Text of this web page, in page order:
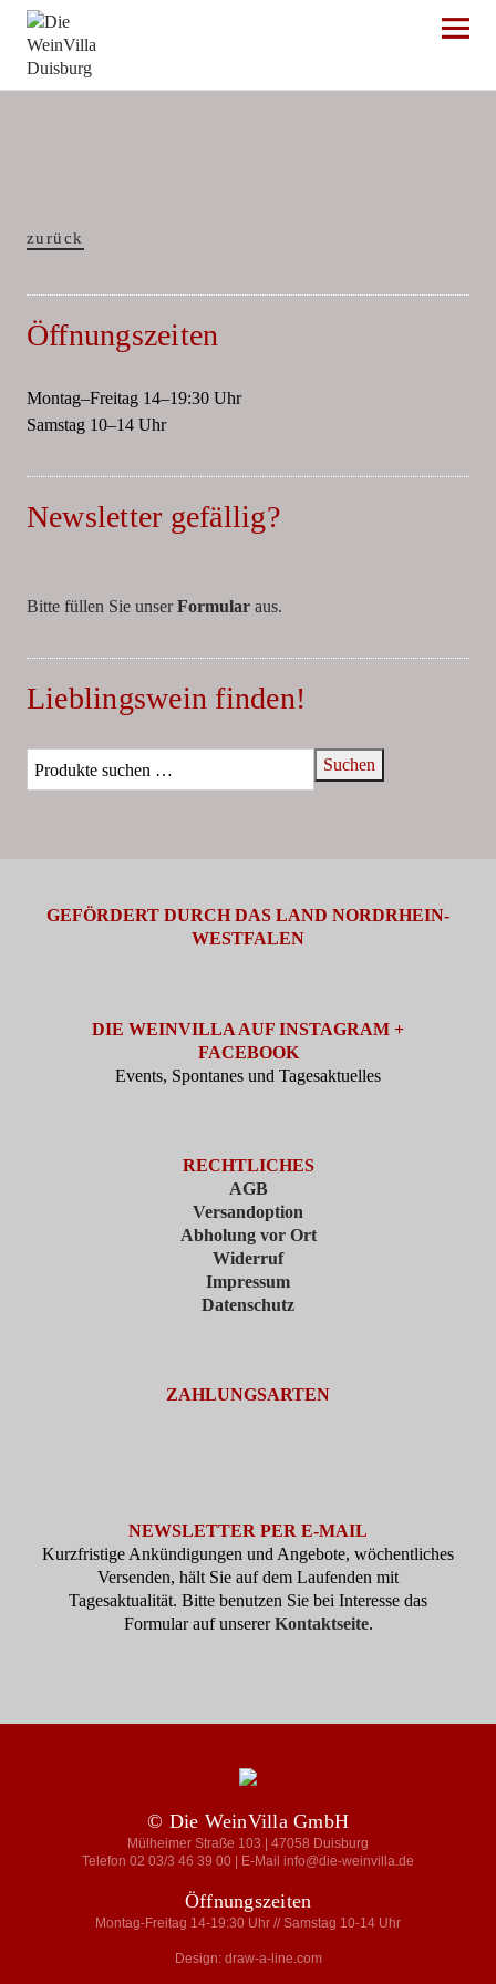
Die WeinVilla Duisburg
zurück
Öffnungszeiten
Montag–Freitag 14–19:30 Uhr
Samstag 10–14 Uhr
Newsletter gefällig?
Bitte füllen Sie unserFormularaus.
Lieblingswein finden!
Suchen
GEFÖRDERT DURCH DAS LAND NORDRHEIN-
WESTFALEN
DIE WEINVILLA AUF INSTAGRAM +
FACEBOOK
Events, Spontanes und Tagesaktuelles
RECHTLICHES
AGB
Versandoption
Abholung vor Ort
Widerruf
Impressum
Datenschutz
ZAHLUNGSARTEN
NEWSLETTER PER E-MAIL
Kurzfristige Ankündigungen und Angebote, wöchentliches
Versenden, hält Sie auf dem Laufenden mit
Tagesaktualität. Bitte benutzen Sie bei Interesse das
Formular auf unsererKontaktseite.
© Die WeinVilla GmbH
Mülheimer Straße 103 | 47058 Duisburg
Telefon 02 03/3 46 39 00 | E-Mail info@die-weinvilla.de
Öffnungszeiten
Montag-Freitag 14-19:30 Uhr // Samstag 10-14 Uhr
Design: draw-a-line.com